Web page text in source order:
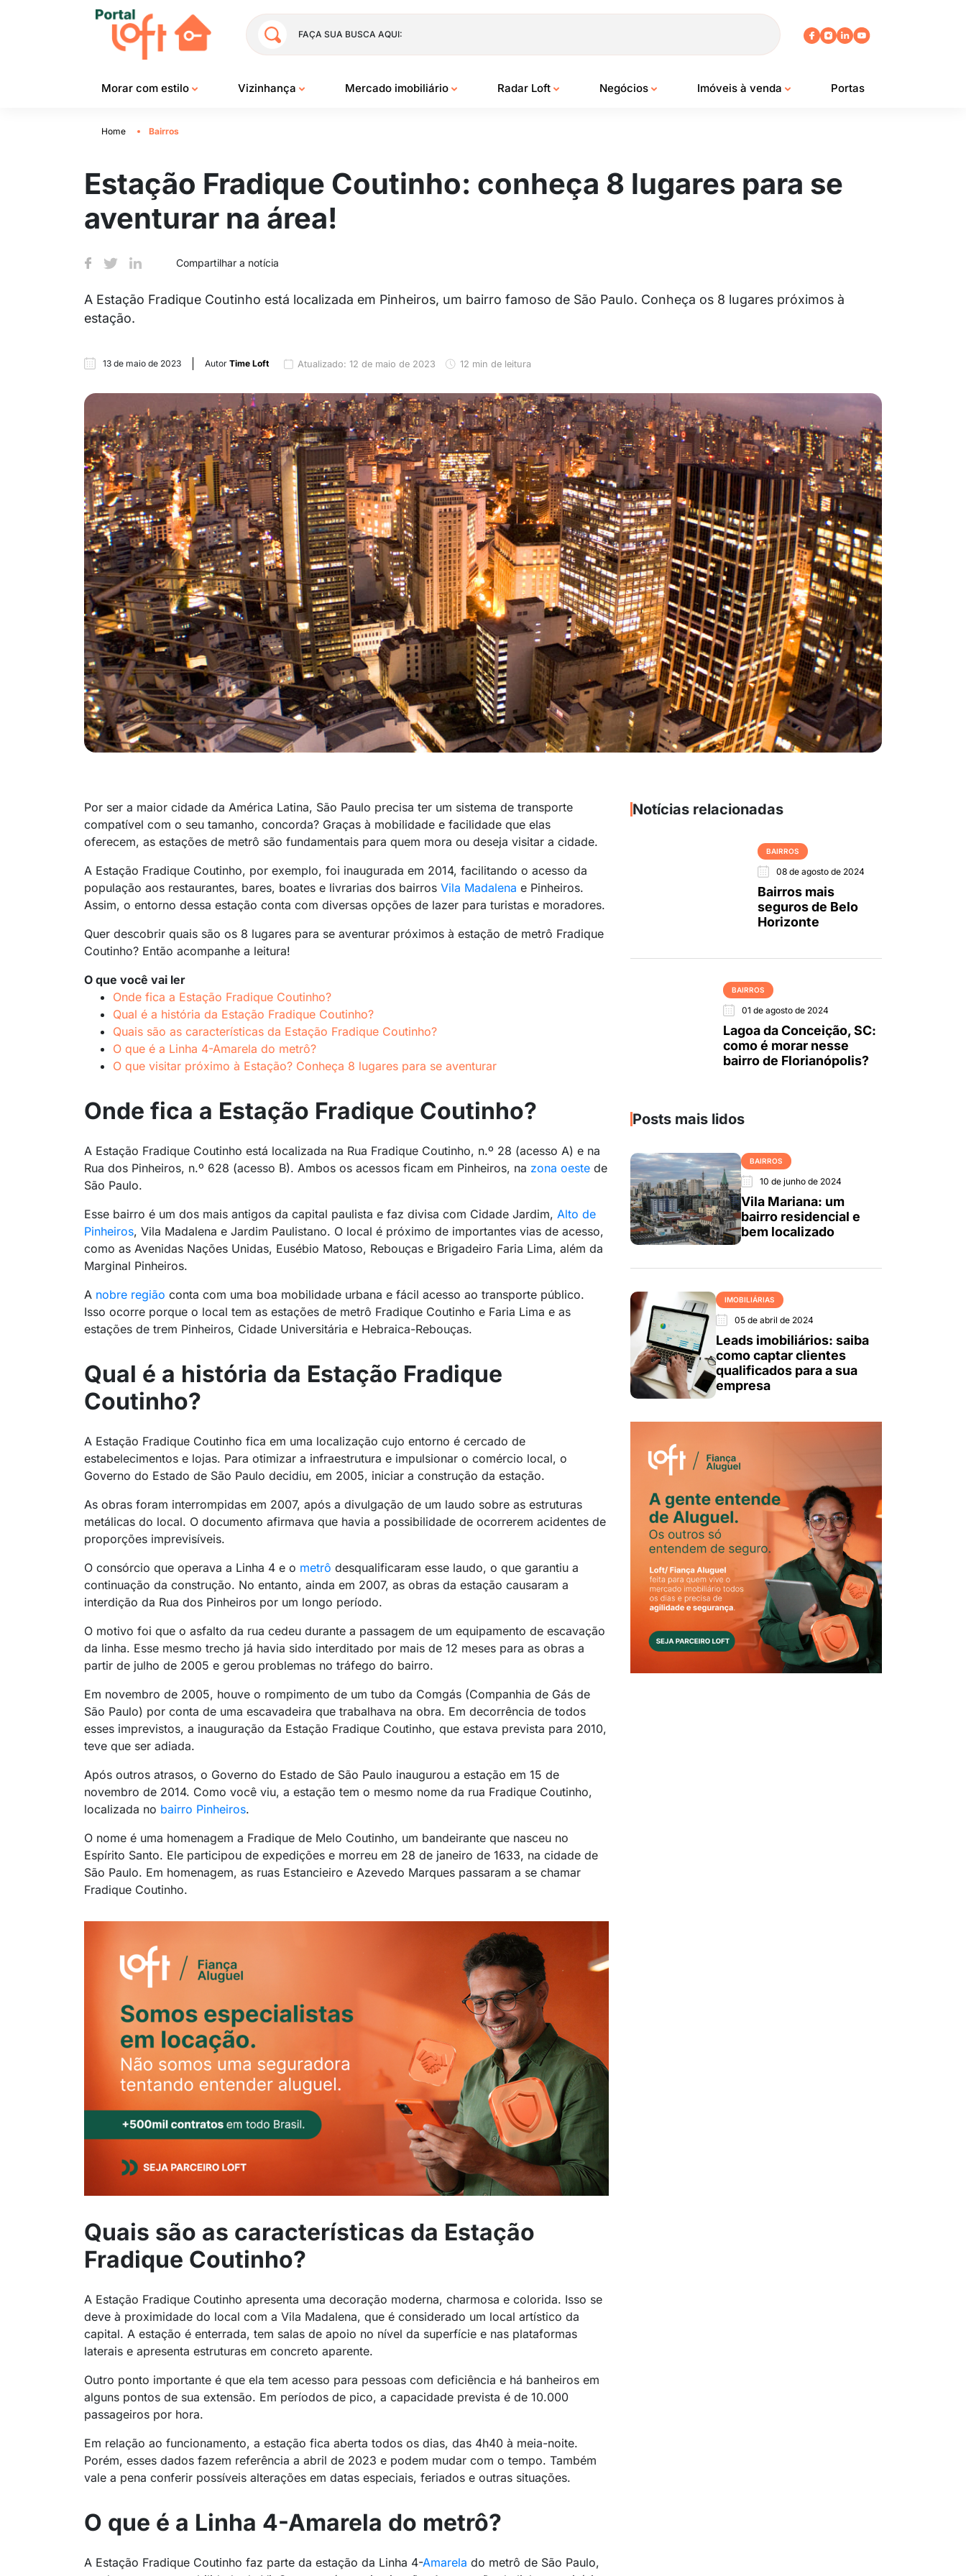
FAÇA SUA BUSCA AQUI:
Morar com estilo Vizinhança Mercado imobiliário Radar Loft Negócios Imóveis à venda Portas
Home Bairros
Estação Fradique Coutinho: conheça 8 lugares para se
aventurar na área!
Compartilhar a notícia
A Estação Fradique Coutinho está localizada em Pinheiros, um bairro famoso de São Paulo. Conheça os 8 lugares próximos à
estação.
13 de maio de 2023 Autor Time Loft Atualizado: 12 de maio de 2023 12 min de leitura
Por ser a maior cidade da América Latina, São Paulo precisa ter um sistema de transporte
compatível com o seu tamanho, concorda? Graças à mobilidade e facilidade que elas
oferecem, as estações de metrô são fundamentais para quem mora ou deseja visitar a cidade.
A Estação Fradique Coutinho, por exemplo, foi inaugurada em 2014, facilitando o acesso da
população aos restaurantes, bares, boates e livrarias dos bairros Vila Madalena e Pinheiros.
Assim, o entorno dessa estação conta com diversas opções de lazer para turistas e moradores.
Quer descobrir quais são os 8 lugares para se aventurar próximos à estação de metrô Fradique
Coutinho? Então acompanhe a leitura!
O que você vai ler
Onde fica a Estação Fradique Coutinho?
Qual é a história da Estação Fradique Coutinho?
Quais são as características da Estação Fradique Coutinho?
O que é a Linha 4-Amarela do metrô?
O que visitar próximo à Estação? Conheça 8 lugares para se aventurar
Onde fica a Estação Fradique Coutinho?
A Estação Fradique Coutinho está localizada na Rua Fradique Coutinho, n.º 28 (acesso A) e na
Rua dos Pinheiros, n.º 628 (acesso B). Ambos os acessos ficam em Pinheiros, na zona oeste de
São Paulo.
Esse bairro é um dos mais antigos da capital paulista e faz divisa com Cidade Jardim, Alto de
Pinheiros, Vila Madalena e Jardim Paulistano. O local é próximo de importantes vias de acesso,
como as Avenidas Nações Unidas, Eusébio Matoso, Rebouças e Brigadeiro Faria Lima, além da
Marginal Pinheiros.
A nobre região conta com uma boa mobilidade urbana e fácil acesso ao transporte público.
Isso ocorre porque o local tem as estações de metrô Fradique Coutinho e Faria Lima e as
estações de trem Pinheiros, Cidade Universitária e Hebraica-Rebouças.
Qual é a história da Estação Fradique
Coutinho?
A Estação Fradique Coutinho fica em uma localização cujo entorno é cercado de
estabelecimentos e lojas. Para otimizar a infraestrutura e impulsionar o comércio local, o
Governo do Estado de São Paulo decidiu, em 2005, iniciar a construção da estação.
As obras foram interrompidas em 2007, após a divulgação de um laudo sobre as estruturas
metálicas do local. O documento afirmava que havia a possibilidade de ocorrerem acidentes de
proporções imprevisíveis.
O consórcio que operava a Linha 4 e o metrô desqualificaram esse laudo, o que garantiu a
continuação da construção. No entanto, ainda em 2007, as obras da estação causaram a
interdição da Rua dos Pinheiros por um longo período.
O motivo foi que o asfalto da rua cedeu durante a passagem de um equipamento de escavação
da linha. Esse mesmo trecho já havia sido interditado por mais de 12 meses para as obras a
partir de julho de 2005 e gerou problemas no tráfego do bairro.
Em novembro de 2005, houve o rompimento de um tubo da Comgás (Companhia de Gás de
São Paulo) por conta de uma escavadeira que trabalhava na obra. Em decorrência de todos
esses imprevistos, a inauguração da Estação Fradique Coutinho, que estava prevista para 2010,
teve que ser adiada.
Após outros atrasos, o Governo do Estado de São Paulo inaugurou a estação em 15 de
novembro de 2014. Como você viu, a estação tem o mesmo nome da rua Fradique Coutinho,
localizada no bairro Pinheiros.
O nome é uma homenagem a Fradique de Melo Coutinho, um bandeirante que nasceu no
Espírito Santo. Ele participou de expedições e morreu em 28 de janeiro de 1633, na cidade de
São Paulo. Em homenagem, as ruas Estancieiro e Azevedo Marques passaram a se chamar
Fradique Coutinho.
Quais são as características da Estação
Fradique Coutinho?
A Estação Fradique Coutinho apresenta uma decoração moderna, charmosa e colorida. Isso se
deve à proximidade do local com a Vila Madalena, que é considerado um local artístico da
capital. A estação é enterrada, tem salas de apoio no nível da superfície e nas plataformas
laterais e apresenta estruturas em concreto aparente.
Outro ponto importante é que ela tem acesso para pessoas com deficiência e há banheiros em
alguns pontos de sua extensão. Em períodos de pico, a capacidade prevista é de 10.000
passageiros por hora.
Em relação ao funcionamento, a estação fica aberta todos os dias, das 4h40 à meia-noite.
Porém, esses dados fazem referência a abril de 2023 e podem mudar com o tempo. Também
vale a pena conferir possíveis alterações em datas especiais, feriados e outras situações.
O que é a Linha 4-Amarela do metrô?
A Estação Fradique Coutinho faz parte da estação da Linha 4-Amarela do metrô de São Paulo,
Notícias relacionadas
BAIRROS
08 de agosto de 2024
Bairros mais
seguros de Belo
Horizonte
BAIRROS
01 de agosto de 2024
Lagoa da Conceição, SC:
como é morar nesse
bairro de Florianópolis?
Posts mais lidos
BAIRROS
10 de junho de 2024
Vila Mariana: um
bairro residencial e
bem localizado
IMOBILIÁRIAS
05 de abril de 2024
Leads imobiliários: saiba
como captar clientes
qualificados para a sua
empresa